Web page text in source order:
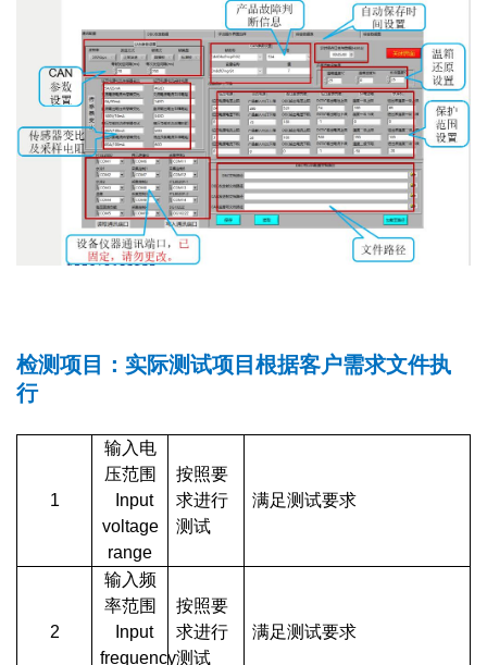
检测项目： 实际测试项目根据客户需求文件执
行
1
输入电
压范围
Input
voltage
range
按照要
求进行
测试
满足测试要求
2
输入频
率范围
Input
frequency
按照要
求进行
测试
满足测试要求